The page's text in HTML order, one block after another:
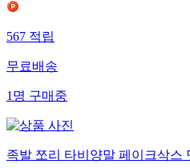
567적립
무료배송
1명구매중
족발 쪼리 타비양말 페이크삭스